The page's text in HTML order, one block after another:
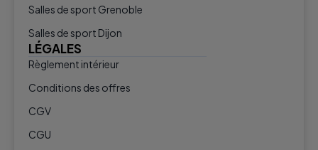
Salles de sport Grenoble
Salles de sport Dijon
LÉGALES
Règlement intérieur
Conditions des offres
CGV
CGU